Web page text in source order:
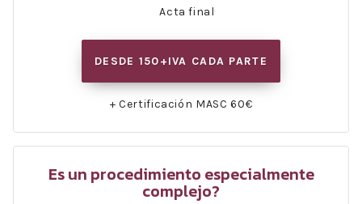
Acta final
DESDE 150+IVA CADA PARTE
+ Certificación MASC 60€
Es un procedimiento especialmente
complejo?